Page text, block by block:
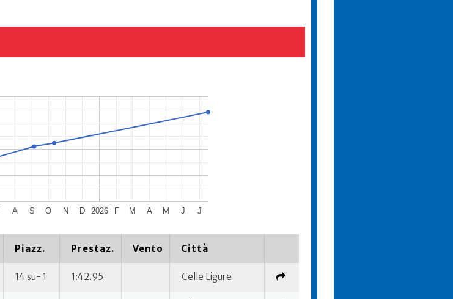
2026
A S O N D F M A M J J
Piazz. Prestaz. Vento Città
14 su- 1 1:42.95 Celle Ligure